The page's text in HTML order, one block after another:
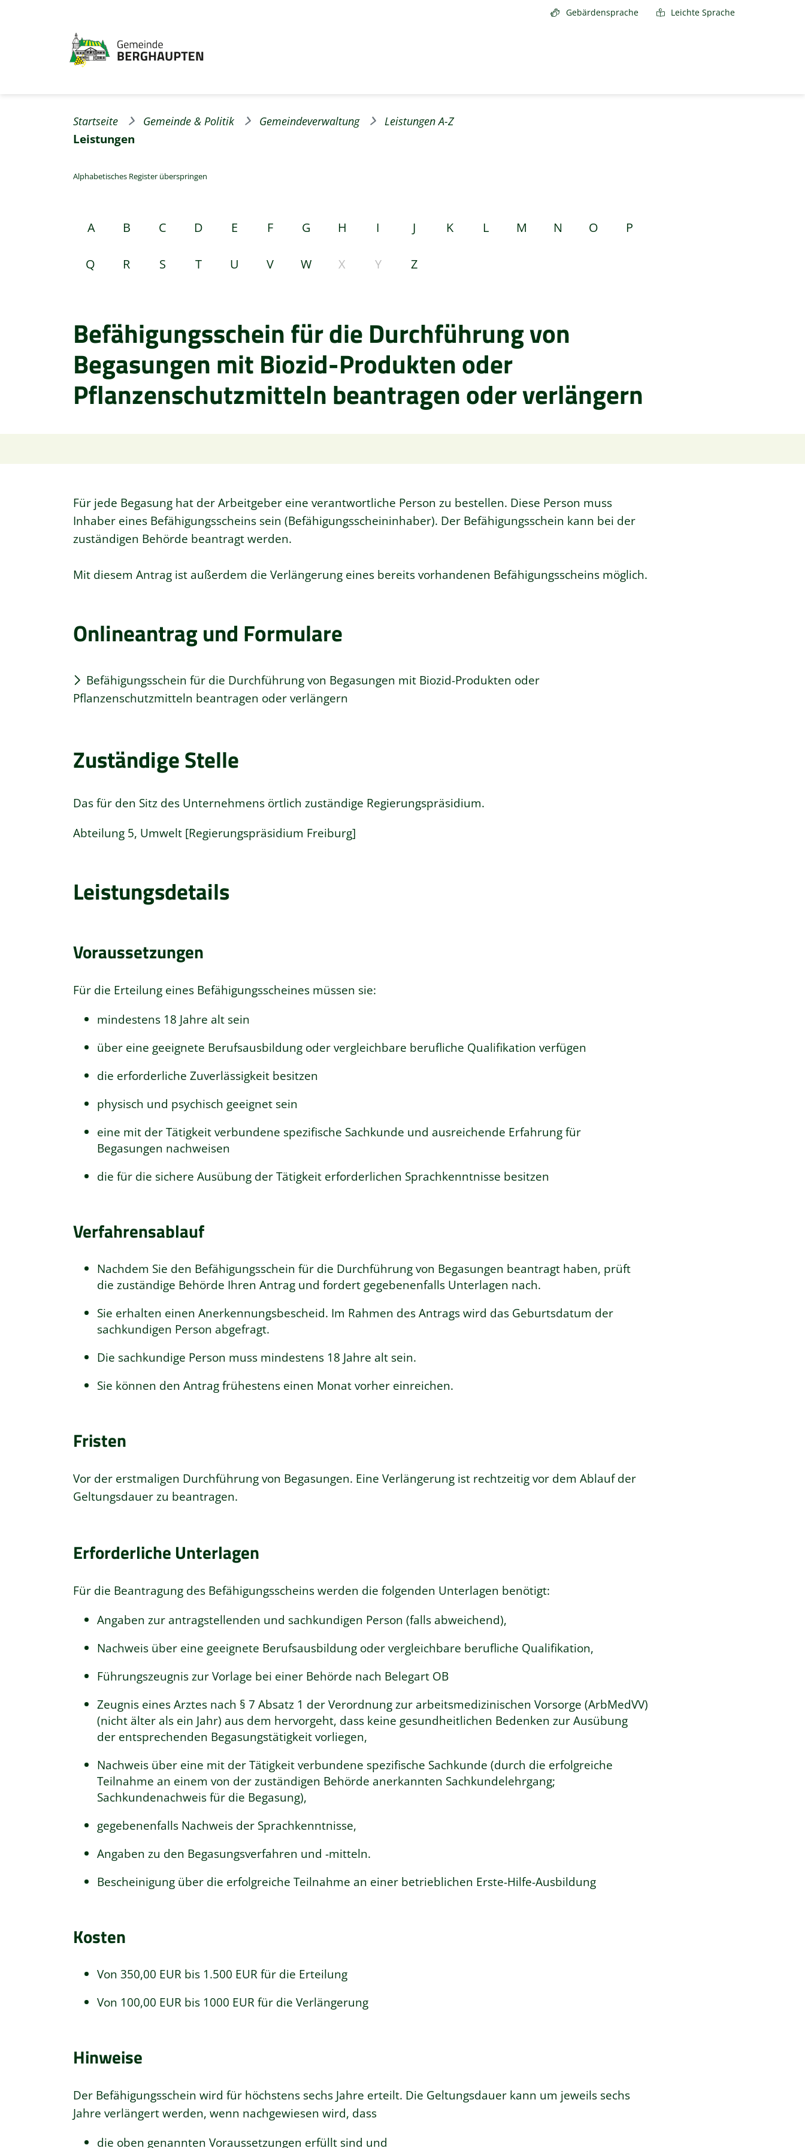
Gebärdensprache Leichte Sprache
Startseite Gemeinde & Politik Gemeindeverwaltung Leistungen A-Z
Leistungen
Alphabetisches Register überspringen
A B C D E F G H I J K L M N O P
Q R S T U V W X Y Z
Befähigungsschein für die Durchführung von
Begasungen mit Biozid-Produkten oder
Pflanzenschutzmitteln beantragen oder verlängern
Für jede Begasung hat der Arbeitgeber eine verantwortliche Person zu bestellen. Diese Person muss
Inhaber eines Befähigungsscheins sein (Befähigungsscheininhaber). Der Befähigungsschein kann bei der
zuständigen Behörde beantragt werden.
Mit diesem Antrag ist außerdem die Verlängerung eines bereits vorhandenen Befähigungsscheins möglich.
Onlineantrag und Formulare
Befähigungsschein für die Durchführung von Begasungen mit Biozid-Produkten oder
Pflanzenschutzmitteln beantragen oder verlängern
Zuständige Stelle
Das für den Sitz des Unternehmens örtlich zuständige Regierungspräsidium.
Abteilung 5, Umwelt [Regierungspräsidium Freiburg]
Leistungsdetails
Voraussetzungen
Für die Erteilung eines Befähigungsscheines müssen sie:
mindestens 18 Jahre alt sein
über eine geeignete Berufsausbildung oder vergleichbare berufliche Qualifikation verfügen
die erforderliche Zuverlässigkeit besitzen
physisch und psychisch geeignet sein
eine mit der Tätigkeit verbundene spezifische Sachkunde und ausreichende Erfahrung für
Begasungen nachweisen
die für die sichere Ausübung der Tätigkeit erforderlichen Sprachkenntnisse besitzen
Verfahrensablauf
Nachdem Sie den Befähigungsschein für die Durchführung von Begasungen beantragt haben, prüft
die zuständige Behörde Ihren Antrag und fordert gegebenenfalls Unterlagen nach.
Sie erhalten einen Anerkennungsbescheid. Im Rahmen des Antrags wird das Geburtsdatum der
sachkundigen Person abgefragt.
Die sachkundige Person muss mindestens 18 Jahre alt sein.
Sie können den Antrag frühestens einen Monat vorher einreichen.
Fristen
Vor der erstmaligen Durchführung von Begasungen. Eine Verlängerung ist rechtzeitig vor dem Ablauf der
Geltungsdauer zu beantragen.
Erforderliche Unterlagen
Für die Beantragung des Befähigungsscheins werden die folgenden Unterlagen benötigt:
Angaben zur antragstellenden und sachkundigen Person (falls abweichend),
Nachweis über eine geeignete Berufsausbildung oder vergleichbare berufliche Qualifikation,
Führungszeugnis zur Vorlage bei einer Behörde nach Belegart OB
Zeugnis eines Arztes nach § 7 Absatz 1 der Verordnung zur arbeitsmedizinischen Vorsorge (ArbMedVV)
(nicht älter als ein Jahr) aus dem hervorgeht, dass keine gesundheitlichen Bedenken zur Ausübung
der entsprechenden Begasungstätigkeit vorliegen,
Nachweis über eine mit der Tätigkeit verbundene spezifische Sachkunde (durch die erfolgreiche
Teilnahme an einem von der zuständigen Behörde anerkannten Sachkundelehrgang;
Sachkundenachweis für die Begasung),
gegebenenfalls Nachweis der Sprachkenntnisse,
Angaben zu den Begasungsverfahren und -mitteln.
Bescheinigung über die erfolgreiche Teilnahme an einer betrieblichen Erste-Hilfe-Ausbildung
Kosten
Von 350,00 EUR bis 1.500 EUR für die Erteilung
Von 100,00 EUR bis 1000 EUR für die Verlängerung
Hinweise
Der Befähigungsschein wird für höchstens sechs Jahre erteilt. Die Geltungsdauer kann um jeweils sechs
Jahre verlängert werden, wenn nachgewiesen wird, dass
die oben genannten Voraussetzungen erfüllt sind und